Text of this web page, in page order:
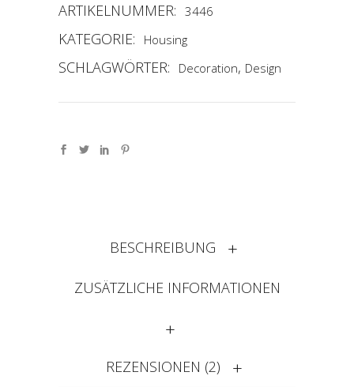
ARTIKELNUMMER: 3446
KATEGORIE: Housing
SCHLAGWÖRTER: Decoration, Design
BESCHREIBUNG
ZUSÄTZLICHE INFORMATIONEN
REZENSIONEN (2)